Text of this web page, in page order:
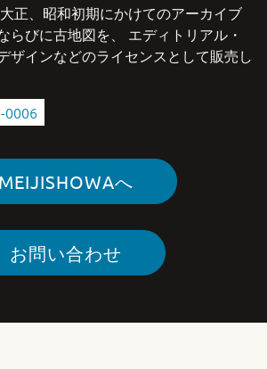
正、昭和初期にかけてのアーカイブ
らびに古地図を、 エディトリアル・
ザインなどのライセンスとして販売し
0006
MEIJISHOWAへ
お問い合わせ